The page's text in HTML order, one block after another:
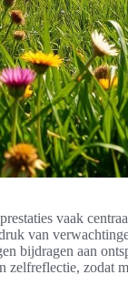
vaak
van
bijdragen aan
zelfreflectie, zodat